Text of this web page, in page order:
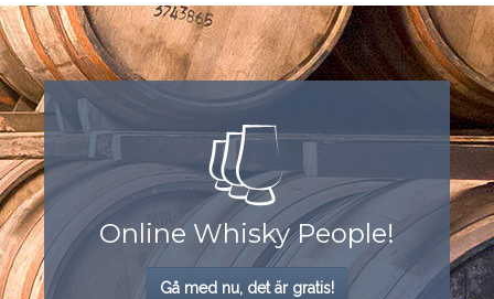
Online Whisky People!
Gå med nu, det är gratis!